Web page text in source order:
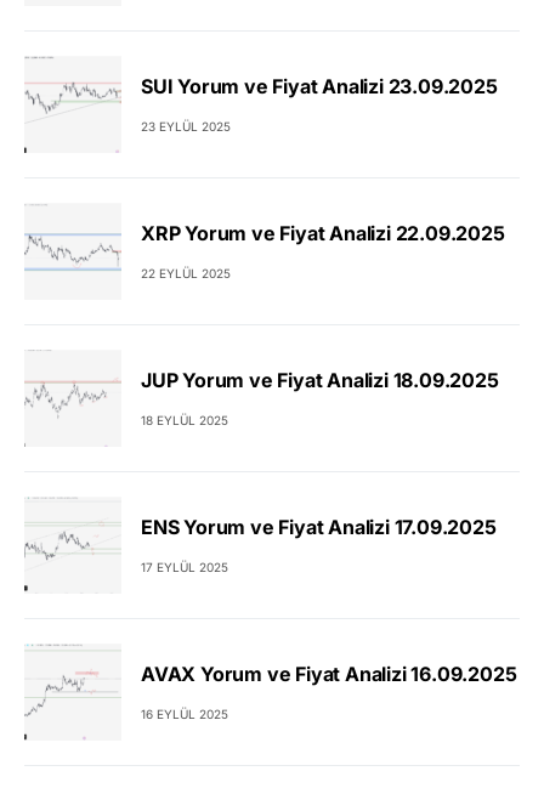
SUI Yorum ve Fiyat Analizi 23.09.2025
23 EYLÜL 2025
XRP Yorum ve Fiyat Analizi 22.09.2025
22 EYLÜL 2025
JUP Yorum ve Fiyat Analizi 18.09.2025
18 EYLÜL 2025
ENS Yorum ve Fiyat Analizi 17.09.2025
17 EYLÜL 2025
AVAX Yorum ve Fiyat Analizi 16.09.2025
16 EYLÜL 2025